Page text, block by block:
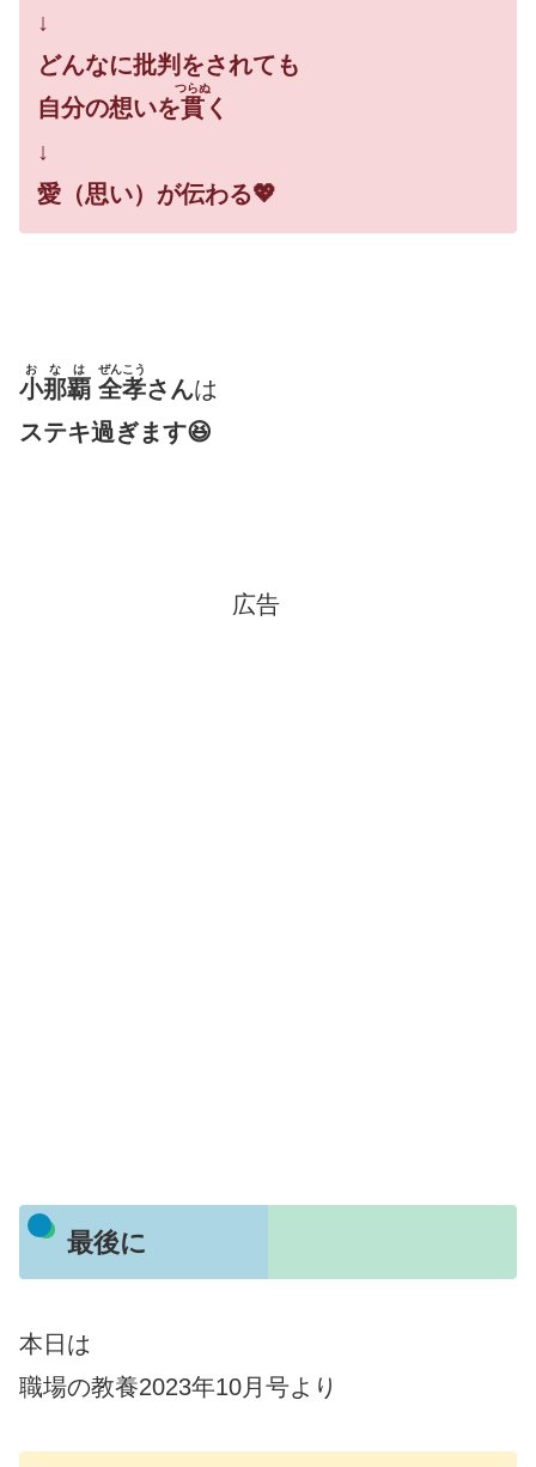
↓
どんなに批判をされても
自分の想いを貫
つらぬ
く
↓
愛（思い）が伝わる💖
小那覇
おなは
全孝
ぜんこう
さんは
ステキ過ぎます😆
広告
最後に
本日は
職場の教養2023年10月号より